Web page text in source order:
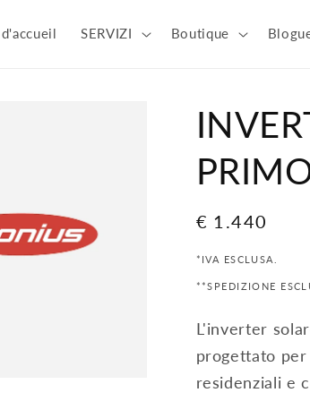
SERVIZI Boutique
Prix
€ 1.440
*IVA ESCLUSA.
**SPEDIZIONE
L'inverter
progettato
residenziali e